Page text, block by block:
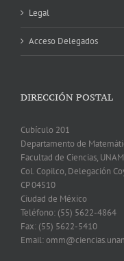
Legal
Acceso Delegados
DIRECCIÓN POSTAL
Cubículo 201
Departamento de
Facultad de Ciencias, UNAM
Col. Copilco, Delegación
CP 04510
Ciudad de México
Teléfono: (55) 5622-4864
Fax: (55) 5622-5410
Email: